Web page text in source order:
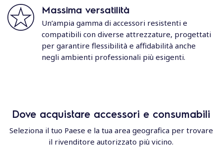
Massima versatilità
Un’ampia gamma di accessori resistenti e
compatibili con diverse attrezzature, progettati
per garantire flessibilità e affidabilità anche
negli ambienti professionali più esigenti.
Dove acquistare accessori e consumabili
Seleziona il tuo Paese e la tua area geografica per trovare
il rivenditore autorizzato più vicino.